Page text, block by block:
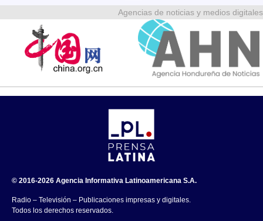
Agencias de noticias y medios digitales
© 2016-2026 Agencia Informativa Latinoamericana S.A.
Radio – Televisión – Publicaciones impresas y digitales.
Todos los derechos reservados.